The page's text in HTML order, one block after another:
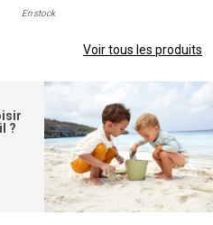
En stock
Voir tous les produits
?